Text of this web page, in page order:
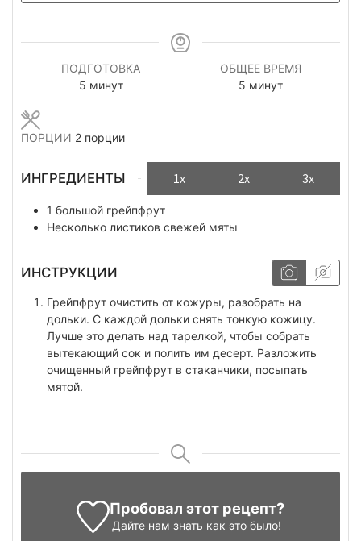
ПОДГОТОВКА
5минуты
минут
ОБЩЕЕ ВРЕМЯ
5минуты
минут
ПОРЦИИ 2 порции
ИНГРЕДИЕНТЫ 1x 2x 3x
1 большой грейпфрут
Несколько листиков свежей мяты
ИНСТРУКЦИИ
Грейпфрут очистить от кожуры, разобрать на
дольки. С каждой дольки снять тонкую кожицу.
Лучше это делать над тарелкой, чтобы собрать
вытекающий сок и полить им десерт. Разложить
очищенный грейпфрут в стаканчики, посыпать
мятой.
Пробовал этот рецепт?
Дайте нам знать как это было!